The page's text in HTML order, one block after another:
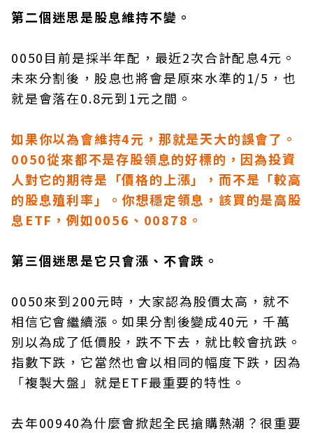
第二個迷思是股息維持不變。
0050目前是採半年配，最近2次合計配息4元。
未來分割後，股息也將會是原來水準的1/5，也
就是會落在0.8元到1元之間。
如果你以為會維持4元，那就是天大的誤會了。
0050從來都不是存股領息的好標的，因為投資
人對它的期待是「價格的上漲」，而不是「較高
的股息殖利率」。你想穩定領息，該買的是高股
息ETF，例如0056、00878。
第三個迷思是它只會漲、不會跌。
0050來到200元時，大家認為股價太高，就不
相信它會繼續漲。如果分割後變成40元，千萬
別以為成了低價股，跌不下去，就比較會抗跌。
指數下跌，它當然也會以相同的幅度下跌，因為
「複製大盤」就是ETF最重要的特性。
去年00940為什麼會掀起全民搶購熱潮？很重要